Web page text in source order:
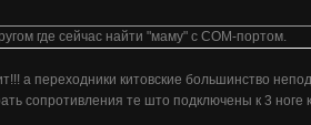
где сейчас найти "маму" с COM-портом.
а переходники китовские большинство
сопротивления те што подключены к 3 ноге